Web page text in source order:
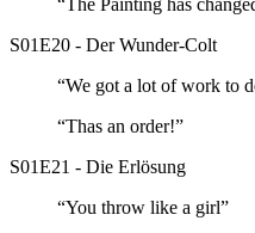
S01E20 - Der Wunder-Colt
“We got a lot of work to
“Thas an order!”
S01E21 - Die Erlösung
“You throw like a girl”